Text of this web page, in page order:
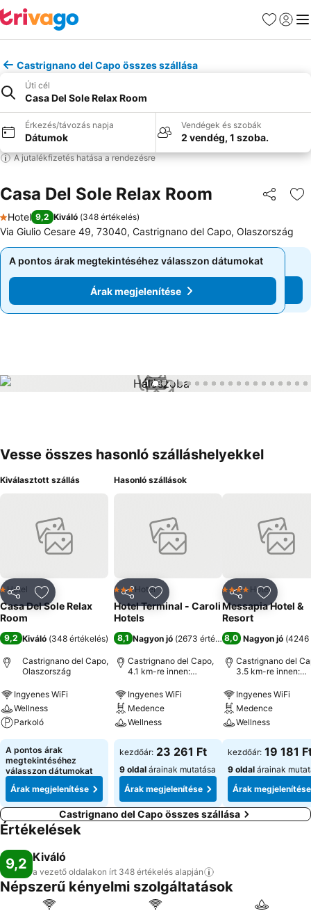
Kedvencek
Castrignano del Capo összes szállása
Úti cél
Casa Del Sole Relax Room
Érkezés/távozás napja
Dátumok
Vendégek és szobák
2 vendég, 1 szoba.
A jutalékfizetés hatása a rendezésre
Casa Del Sole Relax Room
1 Kategória
Hotel 9,2 Kiváló (348 értékelés)
Via Giulio Cesare 49, 73040, Castrignano del Capo, Olaszország
A pontos árak megtekintéséhez válasszon dátumokat
Árak megjelenítése
A pontos árak megtekintéséhez válasszon dátumokat
Árak megjelenítése
1 / 37
Vesse összes hasonló szálláshelyekkel
Kiválasztott szállás
MegosztásHozzáadás a kedvencekhez
1 Kategória
Hotel
Casa Del Sole Relax
Room
9,2 Kiváló (348 értékelés)
Castrignano del Capo,
Olaszország
Ingyenes WiFi
Wellness
Parkoló
A pontos árak
megtekintéséhez
válasszon dátumokat
Árak megjelenítése
Hasonló szállások
MegosztásHozzáadás a kedvencekhez
3 Kategória
Hotel
Hotel Terminal - Caroli
Hotels
8,1 Nagyon jó (2673 értékelés)
Castrignano del Capo,
4.1 km-re innen:
Ingyenes WiFi
Medence
Wellness
kezdőár: 23 261 Ft
9 oldal árainak mutatása
Árak megjelenítése
Megosztás
4 Kategória
Hotel
Messapia Hotel &
Resort
8,0 Nagyon jó (4246
Castrignano del
3.5 km-re innen:
Ingyenes WiFi
Medence
Wellness
kezdőár: 19 181
9 oldal árainak
Árak megjelenítése
Castrignano del Capo összes szállása
Értékelések
9,2 Kiváló
a vezető oldalakon írt 348 értékelés alapján
Népszerű kényelmi szolgáltatások